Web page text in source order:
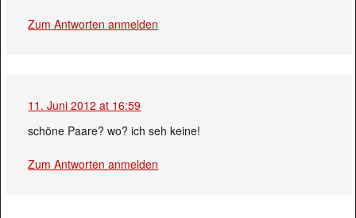
Zum Antworten anmelden
11. Juni 2012 at 16:59
schöne Paare? wo? ich seh keine!
Zum Antworten anmelden